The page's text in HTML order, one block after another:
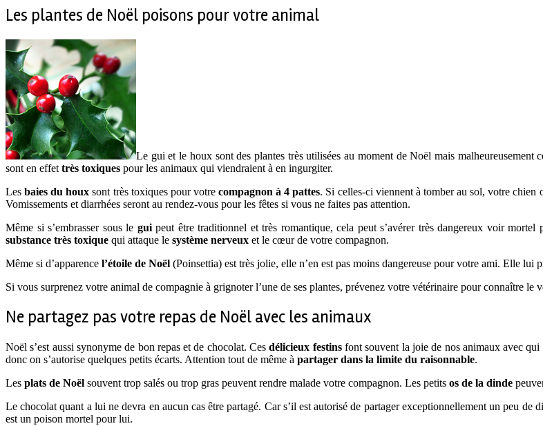
Les plantes de Noël poisons pour votre animal
Le gui et le houx sont des plantes très utilisées au moment de Noël mais
sont en effet très toxiques pour les animaux qui viendraient à en ingurgiter.
Les baies du houx sont très toxiques pour votrecompagnon à 4 pattes. Si celles-ci viennent à tomber au sol, votre
Vomissements et diarrhées seront au rendez-vous pour les fêtes si vous ne faites pas attention.
Même si s’embrasser sous le guipeut être traditionnel et très romantique, cela peut s’avérer très dangereux voir
substance très toxique qui attaque le système nerveux et le cœur de votre compagnon.
Même si d’apparence l’étoile de Noël (Poinsettia) est très jolie, elle n’en est pas moins dangereuse pour votre ami. Elle lui
Si vous surprenez votre animal de compagnie à grignoter l’une de ses plantes, prévenez votre vétérinaire pour connaître le
Ne partagez pas votre repas de Noël avec les animaux
Noël s’est aussi synonyme de bon repas et de chocolat. Cesdélicieux festinsfont souvent la joie de nos animaux avec qui
donc on s’autorise quelques petits écarts. Attention tout de même à partager dans la limite du raisonnable.
Les plats de Noël souvent trop salés ou trop gras peuvent rendre malade votre compagnon. Les petits os de la dinde
Le chocolat quant a lui ne devra en aucun cas être partagé. Car s’il est autorisé de partager exceptionnellement un peu
est un poison mortel pour lui.